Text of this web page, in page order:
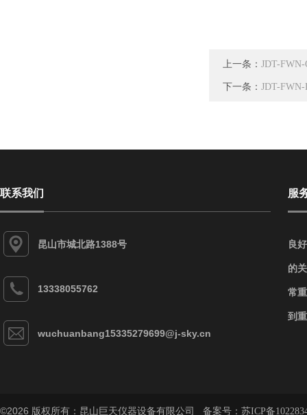
上一条： JDT-
下一条： JDT-
联系我们
昆山市城北路1388号
13338055762
wuchuanbang15335279699@j-sky.cn
服
良
的
常
到
©2026 版权所有：昆山巨天仪器设备有限公司 备案号： 苏ICP备